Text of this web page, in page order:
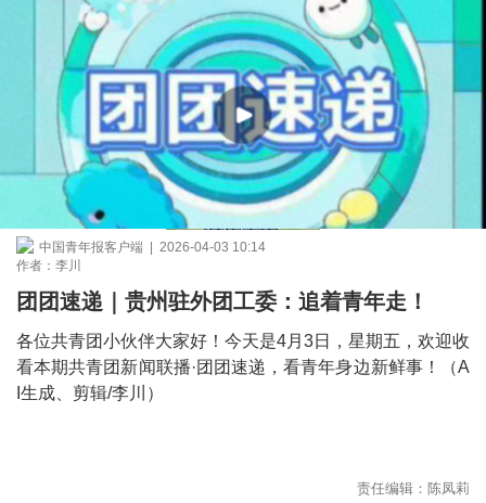
中国青年报客户端 | 2026-04-03 10:14
作者：李川
团团速递｜贵州驻外团工委：追着青年走！
各位共青团小伙伴大家好！今天是4月3日，星期五，欢迎收
看本期共青团新闻联播·团团速递，看青年身边新鲜事！（A
I生成、剪辑/李川）